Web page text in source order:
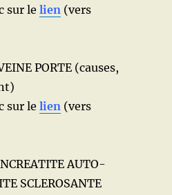
sur lelien (vers
PORTE (causes,
sur lelien (vers
AUTO-
SCLEROSANTE